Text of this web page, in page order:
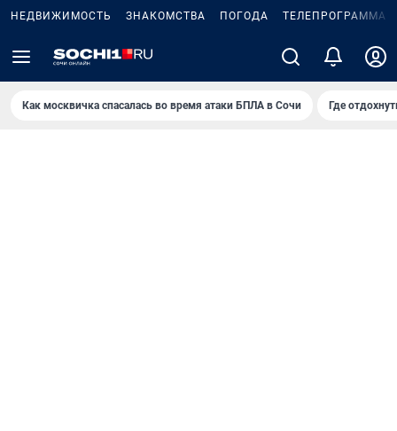
НЕДВИЖИМОСТЬ ЗНАКОМСТВА ПОГОДА ТЕЛЕПРОГРАММА
Как москвичка спасалась во время атаки БПЛА в Сочи Где